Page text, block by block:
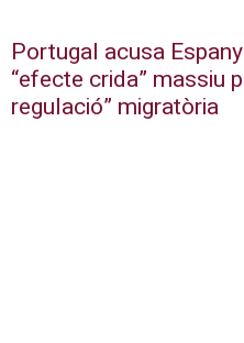
Portugal acusa
“efecte crida” massiu
regulació” migratòria